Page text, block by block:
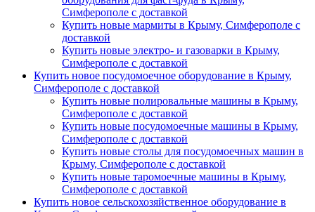
Симферополе с доставкой
Купить новые мармиты в Крыму, Симферополе с
доставкой
Купить новые электро- и газоварки в Крыму,
Симферополе с доставкой
Купить новое посудомоечное оборудование в Крыму,
Симферополе с доставкой
Купить новые полировальные машины в Крыму,
Симферополе с доставкой
Купить новые посудомоечные машины в Крыму,
Симферополе с доставкой
Купить новые столы для посудомоечных машин в
Крыму, Симферополе с доставкой
Купить новые таромоечные машины в Крыму,
Симферополе с доставкой
Купить новое сельскохозяйственное оборудование в